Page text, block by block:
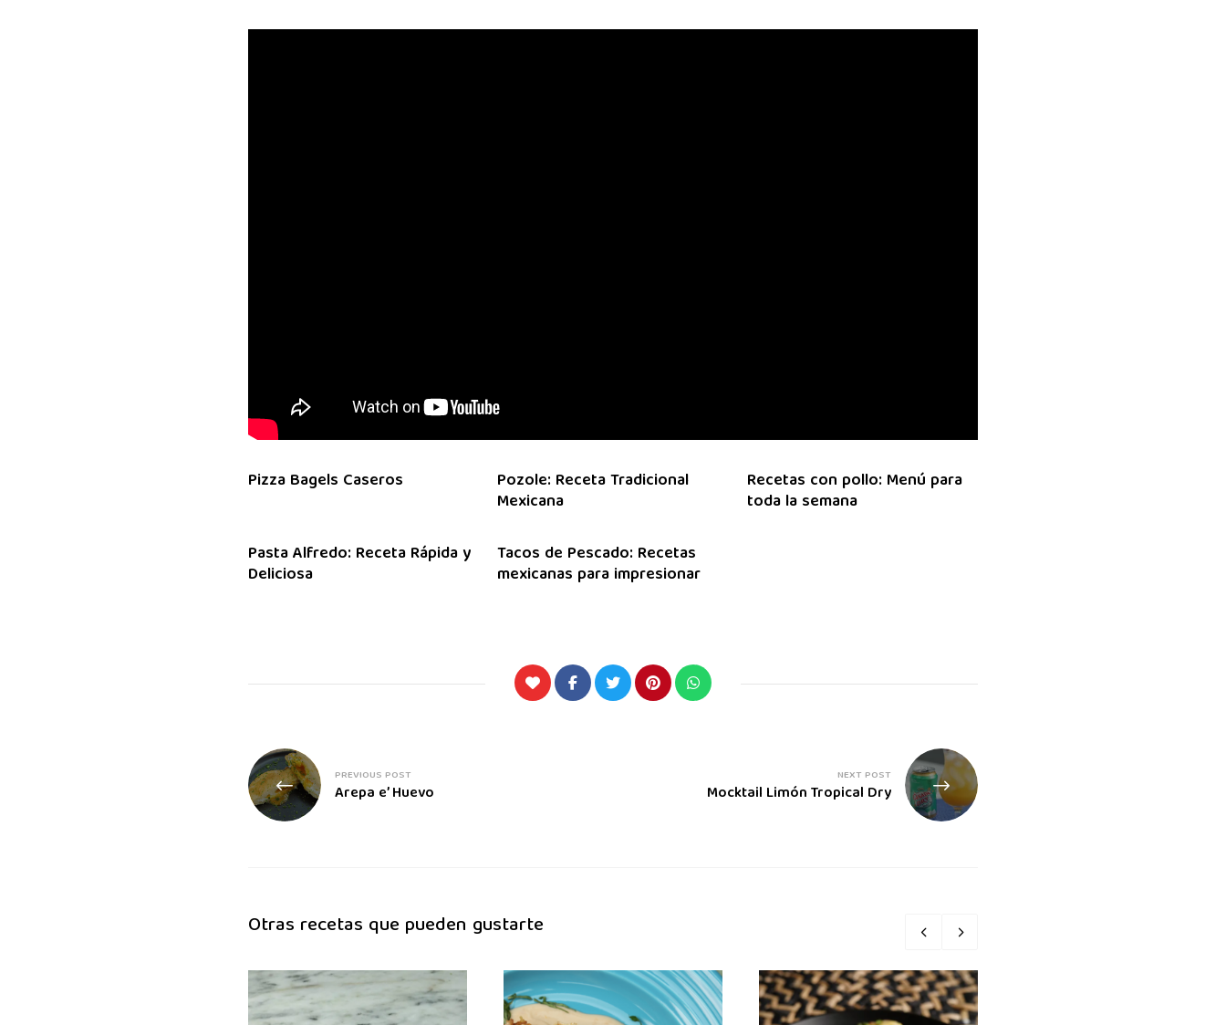
Pizza Bagels Caseros Pozole: Receta Tradicional
Mexicana
Recetas con pollo: Menú para
toda la semana
Pasta Alfredo: Receta Rápida y
Deliciosa
Tacos de Pescado: Recetas
mexicanas para impresionar
PREVIOUS POST
Arepa e’ Huevo
NEXT POST
Mocktail Limón Tropical Dry
Otras recetas que pueden gustarte